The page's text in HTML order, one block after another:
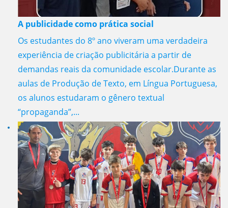
A publicidade como prática social
Os estudantes do 8º ano viveram uma verdadeira
experiência de criação publicitária a partir de
demandas reais da comunidade escolar.Durante as
aulas de Produção de Texto, em Língua Portuguesa,
os alunos estudaram o gênero textual
“propaganda”,...